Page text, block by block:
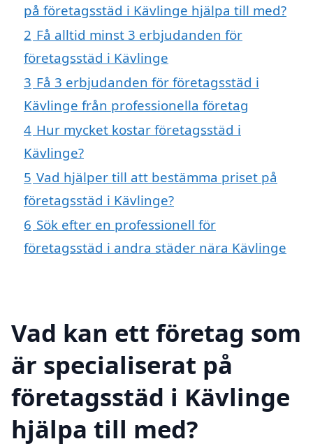
på företagsstäd i Kävlinge hjälpa till med?
2 Få alltid minst 3 erbjudanden för
företagsstäd i Kävlinge
3 Få 3 erbjudanden för företagsstäd i
Kävlinge från professionella företag
4 Hur mycket kostar företagsstäd i
Kävlinge?
5 Vad hjälper till att bestämma priset på
företagsstäd i Kävlinge?
6 Sök efter en professionell för
företagsstäd i andra städer nära Kävlinge
Vad kan ett företag som
är specialiserat på
företagsstäd i Kävlinge
hjälpa till med?